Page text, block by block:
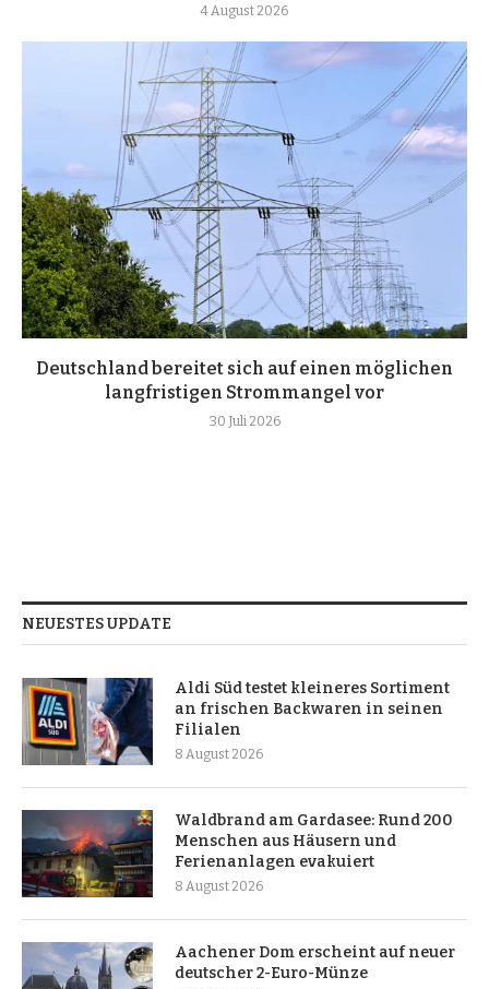
4 August 2026
Deutschland bereitet sich auf einen möglichen
langfristigen Strommangel vor
30 Juli 2026
NEUESTES UPDATE
Aldi Süd testet kleineres Sortiment
an frischen Backwaren in seinen
Filialen
8 August 2026
Waldbrand am Gardasee: Rund 200
Menschen aus Häusern und
Ferienanlagen evakuiert
8 August 2026
Aachener Dom erscheint auf neuer
deutscher 2-Euro-Münze